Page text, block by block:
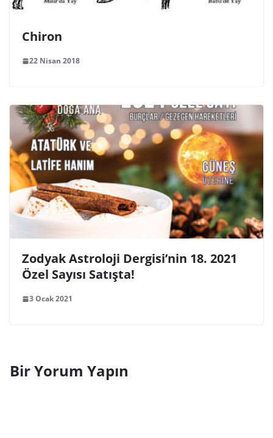
Chiron
22 Nisan 2018
Zodyak Astroloji Dergisi’nin 18. 2021
Özel Sayısı Satışta!
3 Ocak 2021
Bir Yorum Yapın